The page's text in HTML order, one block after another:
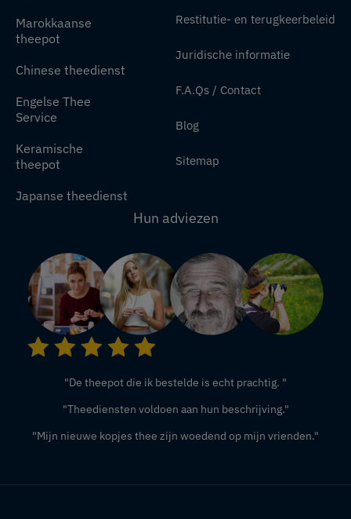
Marokkaanse
theepot
Chinese theedienst
Engelse Thee
Service
Keramische
theepot
Japanse theedienst
Restitutie- en terugkeerbeleid
Juridische informatie
F.A.Qs / Contact
Blog
Sitemap
Hun adviezen
"De theepot die ik bestelde is echt prachtig. "
"Theediensten voldoen aan hun beschrijving."
"Mijn nieuwe kopjes thee zijn woedend op mijn vrienden."